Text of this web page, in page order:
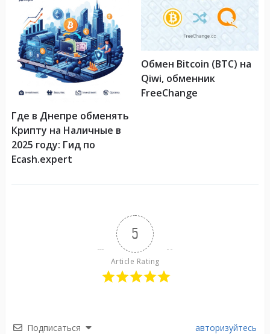
Где в Днепре обменять
Крипту на Наличные в
2025 году: Гид по
Ecash.expert
Обмен Bitcoin (BTC) на
Qiwi, обменник
FreeChange
5
Article Rating
Подписаться авторизуйтесь